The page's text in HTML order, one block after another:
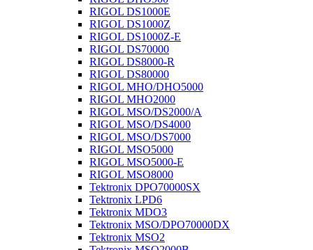
RIGOL DS1000E
RIGOL DS1000Z
RIGOL DS1000Z-E
RIGOL DS70000
RIGOL DS8000-R
RIGOL DS80000
RIGOL MHO/DHO5000
RIGOL MHO2000
RIGOL MSO/DS2000/A
RIGOL MSO/DS4000
RIGOL MSO/DS7000
RIGOL MSO5000
RIGOL MSO5000-E
RIGOL MSO8000
Tektronix DPO70000SX
Tektronix LPD6
Tektronix MDO3
Tektronix MSO/DPO70000DX
Tektronix MSO2